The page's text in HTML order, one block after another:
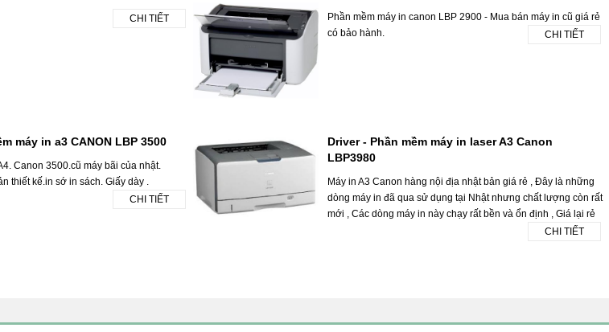
CHI TIẾT
Phần mềm máy in canon LBP 2900 - Mua bán máy in cũ giá rẻ
có bảo hành.
CHI TIẾT
máy in a3 CANON LBP 3500
Canon 3500.cũ máy bãi của nhật.
thiết kế.in sớ in sách. Giấy dày .
CHI TIẾT
Driver - Phần mềm máy in laser A3 Canon
LBP3980
Máy in A3 Canon hàng nội địa nhật bản giá rẻ , Đây là những
dòng máy in đã qua sử dụng tại Nhật nhưng chất lượng còn rất
mới , Các dòng máy in này chạy rất bền và ổn định , Giá lại rẻ
CHI TIẾT